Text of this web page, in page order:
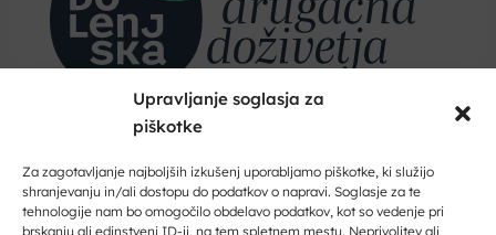
Upravljanje soglasja za
piškotke
Za zagotavljanje najboljših izkušenj uporabljamo piškotke, ki služijo
shranjevanju in/ali dostopu do podatkov o napravi. Soglasje za te
tehnologije nam bo omogočilo obdelavo podatkov, kot so vedenje pri
brskanju ali edinstveni ID-ji, na tem spletnem mestu. Neprivolitev ali
Hotel in restavracija Oštarija
Herbelier
Dobrodošli na Dolenjskem!
Vpišite svoj e-naslov